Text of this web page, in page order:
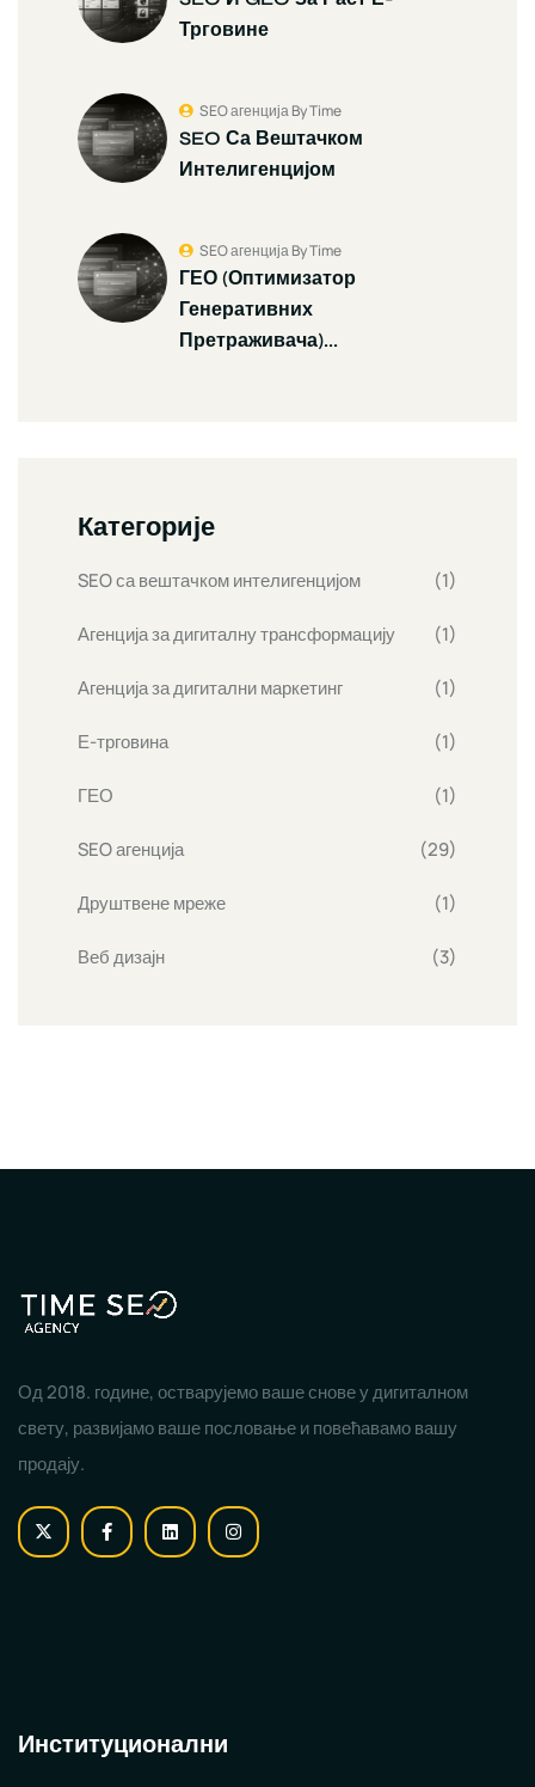
Трговине
SEO Са Вештачком
Интелигенцијом
SEO агенција By Time
ГЕО (Оптимизатор
Генеративних
Претраживача)...
SEO агенција By Time
Категорије
SEO са вештачком интелигенцијом (1)
Агенција за дигиталну трансформацију (1)
Агенција за дигитални маркетинг (1)
Е-трговина (1)
ГЕО (1)
SEO агенција (29)
Друштвене мреже (1)
Веб дизајн (3)
Од 2018. године, остварујемо ваше снове у дигиталном
свету, развијамо ваше пословање и повећавамо вашу
продају.
Институционални